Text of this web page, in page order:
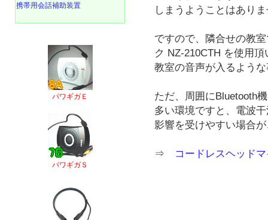
しまうようことはあり
ですので、隣合せの教
ク NZ-210CTH を使用
教室の音声が入るよう
ただ、周囲にBluetooth
多い環境ですと、電波
影響を受けやすい場合
⇒ コードレスヘッド
携帯用会話補助装置
パワギガＥ
パワギガＳ